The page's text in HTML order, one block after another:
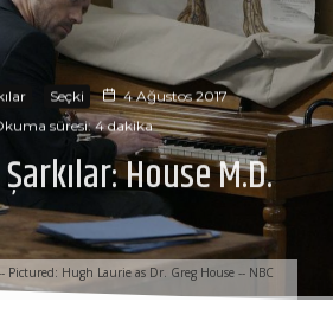
Pictured: Hugh Laurie as Dr. Greg House -- NBC
Seçki
4 Ağustos 2017
süresi: 4 dakika
House M.D.